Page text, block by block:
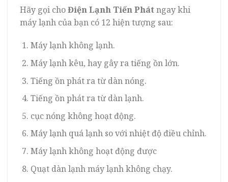
Hãy gọi choĐiện Lạnh Tiến Phátngay khi
máy lạnh của bạn có 12 hiện tượng sau:
Máy lạnh không lạnh.
Máy lạnh kêu, hay gây ra tiếng ồn lớn.
Tiếng ồn phát ra từ dàn nóng.
Tiếng ồn phát ra từ dàn lạnh.
cục nóng không hoạt động.
Máy lạnh quá lạnh so với nhiệt độ điều chỉnh.
Máy lạnh không hoạt động được
Quạt dàn lạnh máy lạnh không chạy.